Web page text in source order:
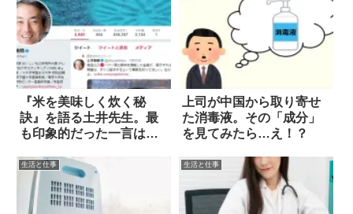
『米を美味しく炊く秘
訣』を語る土井先生。最
も印象的だった一言は…
上司が中国から取り寄せ
た消毒液。その「成分」
を見てみたら…え！？
生活と仕事 生活と仕事